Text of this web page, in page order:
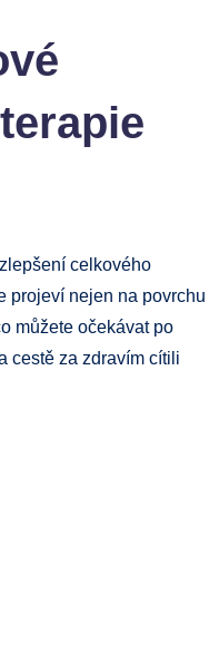
celkového
projeví nejen na povrchu
můžete očekávat po
cestě za zdravím cítili